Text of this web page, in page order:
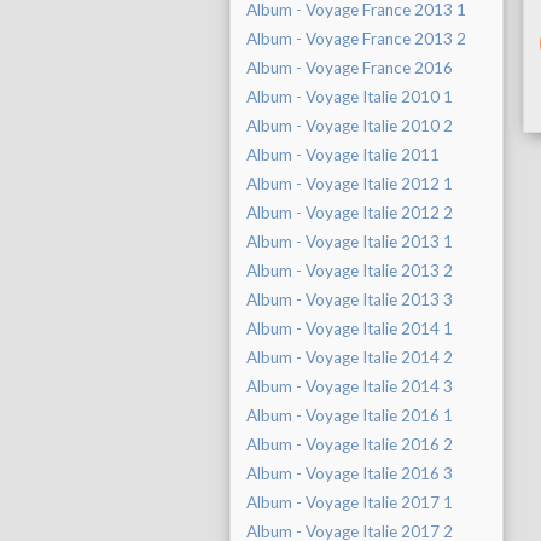
Album - Voyage France 2013 1
Album - Voyage France 2013 2
Album - Voyage France 2016
Album - Voyage Italie 2010 1
Album - Voyage Italie 2010 2
Album - Voyage Italie 2011
Album - Voyage Italie 2012 1
Album - Voyage Italie 2012 2
Album - Voyage Italie 2013 1
Album - Voyage Italie 2013 2
Album - Voyage Italie 2013 3
Album - Voyage Italie 2014 1
Album - Voyage Italie 2014 2
Album - Voyage Italie 2014 3
Album - Voyage Italie 2016 1
Album - Voyage Italie 2016 2
Album - Voyage Italie 2016 3
Album - Voyage Italie 2017 1
Album - Voyage Italie 2017 2